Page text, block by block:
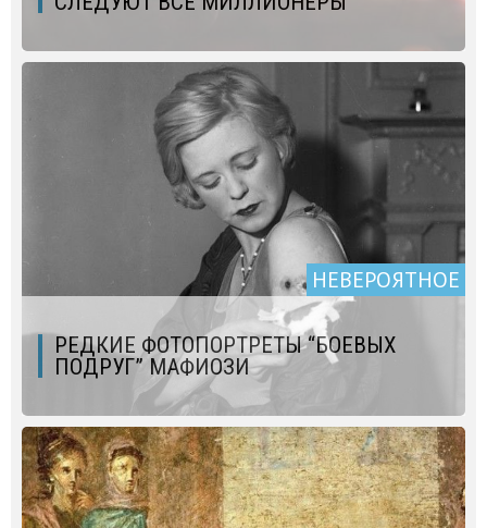
НЕВЕРОЯТНОЕ
РЕДКИЕ ФОТОПОРТРЕТЫ “БОЕВЫХ
ПОДРУГ” МАФИОЗИ